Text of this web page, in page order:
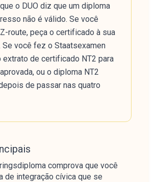
o DUO diz que um diploma
não é válido. Se você
route, peça o certificado à sua
Se você fez o Staatsexamen
extrato de certificado NT2 para
ou o diploma NT2
de passar nas quatro
comprova que você
de integração cívica que se